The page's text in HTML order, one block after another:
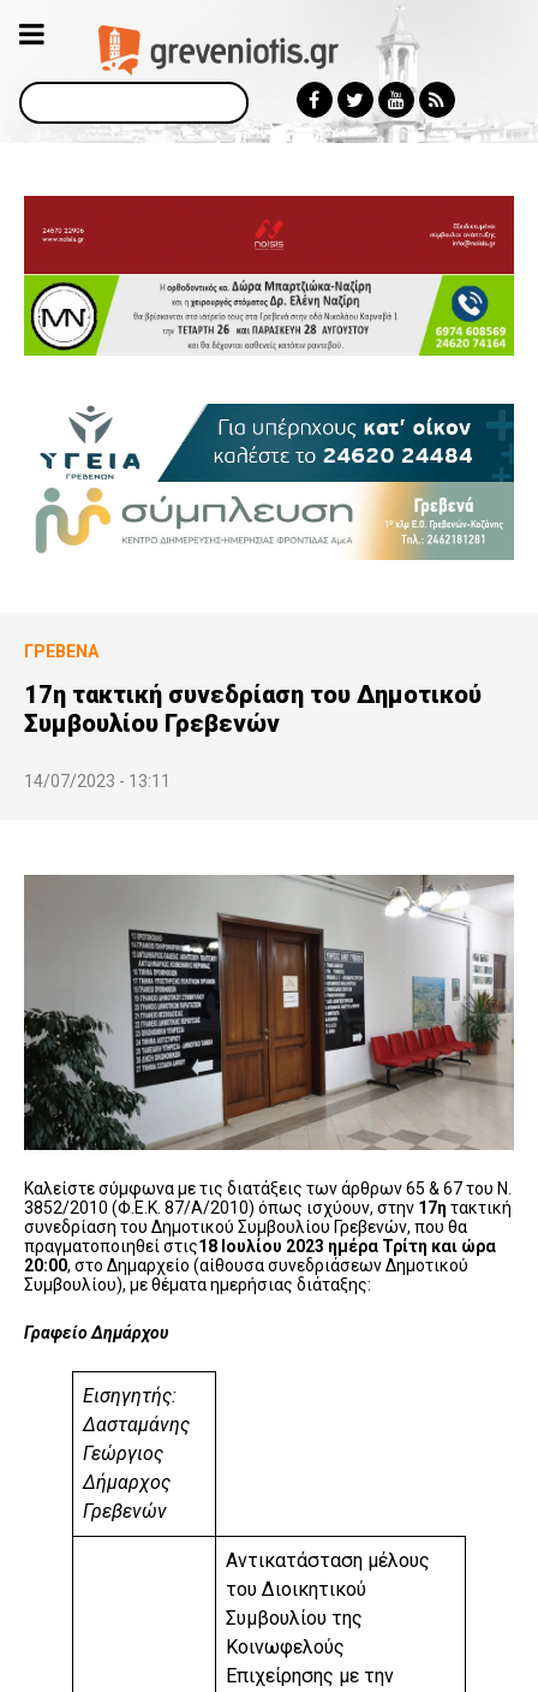
Αναζήτηση
ΓΡΕΒΕΝΆ
17η τακτική συνεδρίαση του Δημοτικού
Συμβουλίου Γρεβενών
14/07/2023 - 13:11
Καλείστε σύμφωνα με τις διατάξεις των άρθρων 65 & 67 του Ν.
3852/2010 (Φ.Ε.Κ. 87/Α/2010) όπως ισχύουν, στην 17η τακτική
συνεδρίαση του Δημοτικού Συμβουλίου Γρεβενών, που θα
πραγματοποιηθεί στις18 Ιουλίου 2023 ημέρα Τρίτη και ώρα
20:00, στο Δημαρχείο (αίθουσα συνεδριάσεων Δημοτικού
Συμβουλίου), με θέματα ημερήσιας διάταξης:
Γραφείο Δημάρχου
Εισηγητής:
Δασταμάνης
Γεώργιος
Δήμαρχος
Γρεβενών
Αντικατάσταση μέλους
του Διοικητικού
Συμβουλίου της
Κοινωφελούς
Επιχείρησης με την